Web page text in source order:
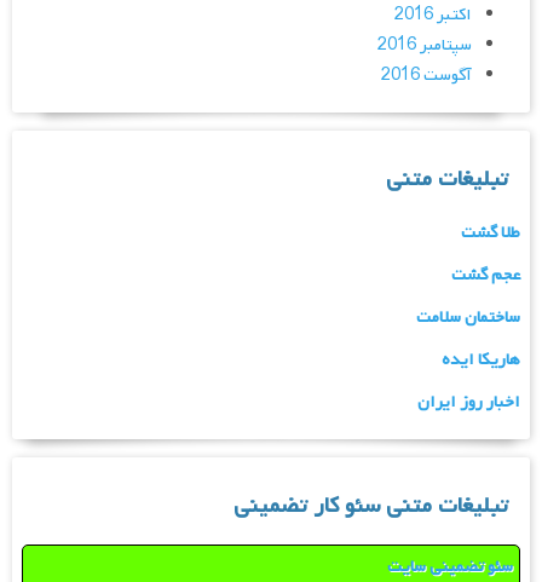
اکتبر 2016
سپتامبر 2016
آگوست 2016
تبلیغات متنی
طلا گشت
عجم گشت
ساختمان سلامت
هاریکا ایده
اخبار روز ایران
تبلیغات متنی سئو کار تضمینی
سئو تضمینی سایت